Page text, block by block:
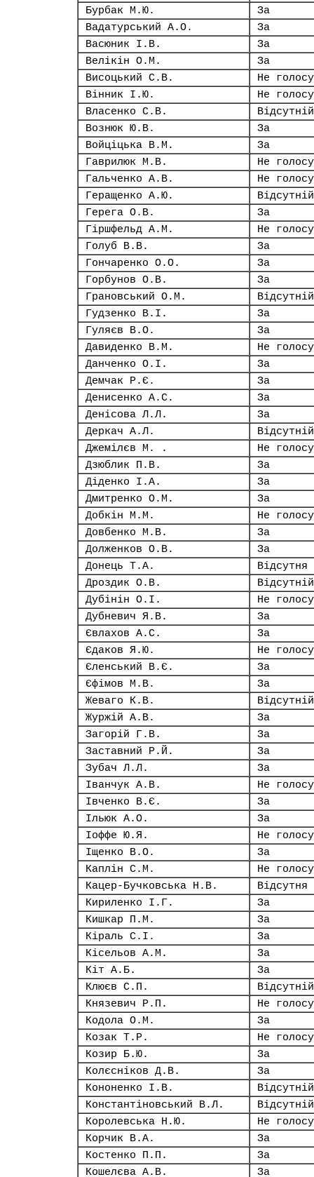
Бурбак М.Ю.
За
Вадатурський А.О.
За
Васюник І.В.
За
Велікін О.М.
За
Висоцький С.В.
Не
Вінник І.Ю.
Не
Власенко С.В.
Відсутній
Вознюк Ю.В.
За
Войціцька В.М.
За
Гаврилюк М.В.
Не
Гальченко А.В.
Не
Геращенко А.Ю.
Відсутній
Герега О.В.
За
Гіршфельд А.М.
Не
Голуб В.В.
За
Гончаренко О.О.
За
Горбунов О.В.
За
Грановський О.М.
Відсутній
Гудзенко В.І.
За
Гуляєв В.О.
За
Давиденко В.М.
Не
Данченко О.І.
За
Демчак Р.Є.
За
Денисенко А.С.
За
Денісова Л.Л.
За
Деркач А.Л.
Відсутній
Джемілєв М. .
Не
Дзюблик П.В.
За
Діденко І.А.
За
Дмитренко О.М.
За
Добкін М.М.
Не
Довбенко М.В.
За
Долженков О.В.
За
Донець Т.А.
Відсутня
Дроздик О.В.
Відсутній
Дубінін О.І.
Не
Дубневич Я.В.
За
Євлахов А.С.
За
Єдаков Я.Ю.
Не
Єленський В.Є.
За
Єфімов М.В.
За
Жеваго К.В.
Відсутній
Журжій А.В.
За
Загорій Г.В.
За
Заставний Р.Й.
За
Зубач Л.Л.
За
Іванчук А.В.
Не
Івченко В.Є.
За
Ільюк А.О.
За
Іоффе Ю.Я.
Не
Іщенко В.О.
За
Каплін С.М.
Не
Кацер-Бучковська Н.В.
Відсутня
Кириленко І.Г.
За
Кишкар П.М.
За
Кіраль С.І.
За
Кісельов А.М.
За
Кіт А.Б.
За
Клюєв С.П.
Відсутній
Князевич Р.П.
Не
Кодола О.М.
За
Козак Т.Р.
Не
Козир Б.Ю.
За
Колєсніков Д.В.
За
Кононенко І.В.
Відсутній
Константіновський В.Л.
Відсутній
Королевська Н.Ю.
Не
Корчик В.А.
За
Костенко П.П.
За
Кошелєва А.В.
За